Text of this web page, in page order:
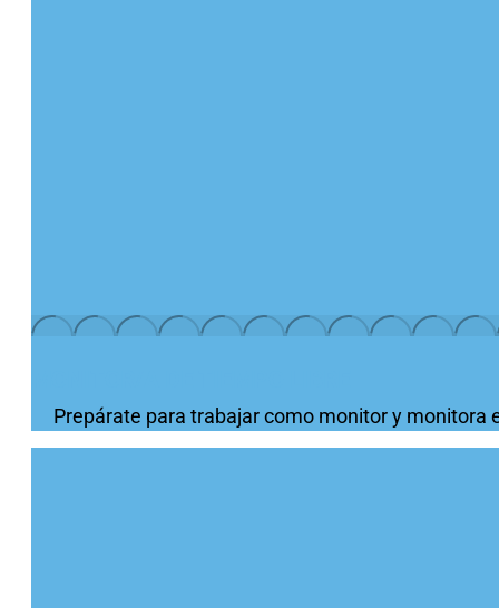
Prepárate para trabajar como monitor y monitora